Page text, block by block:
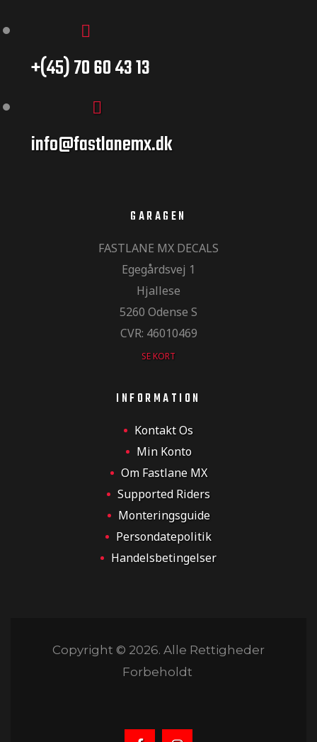
+(45) 70 60 43 13
info@fastlanemx.dk
GARAGEN
FASTLANE MX DECALS
Egegårdsvej 1
Hjallese
5260 Odense S
CVR: 46010469
SE KORT
INFORMATION
Kontakt Os
Min Konto
Om Fastlane MX
Supported Riders
Monteringsguide
Persondatepolitik
Handelsbetingelser
Copyright © 2026. Alle Rettigheder
Forbeholdt